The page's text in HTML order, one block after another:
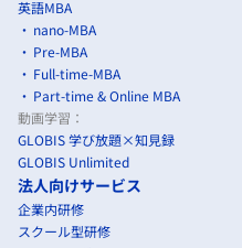
英語MBA
nano-MBA
Pre-MBA
Full-time-MBA
Part-time & Online MBA
動画学習：
GLOBIS 学び放題×知見録
GLOBIS Unlimited
法人向けサービス
企業内研修
スクール型研修